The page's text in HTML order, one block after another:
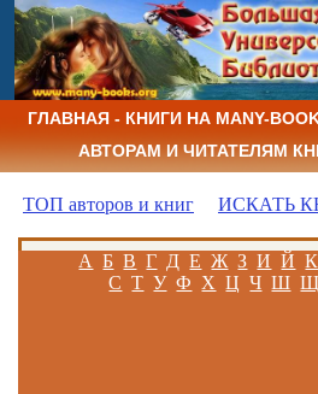
ГЛАВНАЯ - КНИГИ НА MANY-
АВТОРАМ И ЧИТАТЕЛЯМ
ТОП авторов и книг ИСКАТЬ
А Б В Г Д Е Ж З И Й К
С Т У Ф Х Ц Ч Ш Щ